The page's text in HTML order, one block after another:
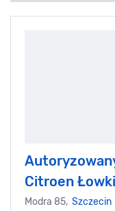
Citroen
Modra 85, Szczecin